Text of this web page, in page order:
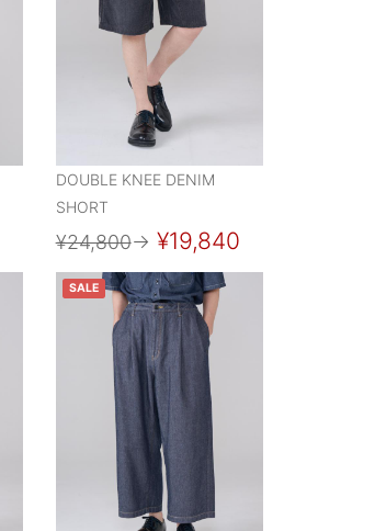
DOUBLE KNEE DENIM
SHORT
¥24,800→ ¥19,840
SALE